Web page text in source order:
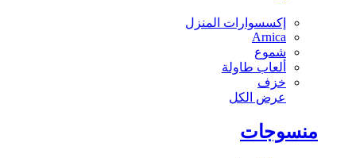
إكسسوارات المنزل
Arnica
شموع
ألعاب طاولة
خزف
عرض الكل
منسوجات